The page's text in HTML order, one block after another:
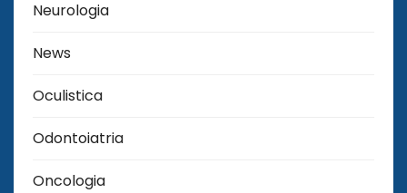
Neurologia
News
Oculistica
Odontoiatria
Oncologia